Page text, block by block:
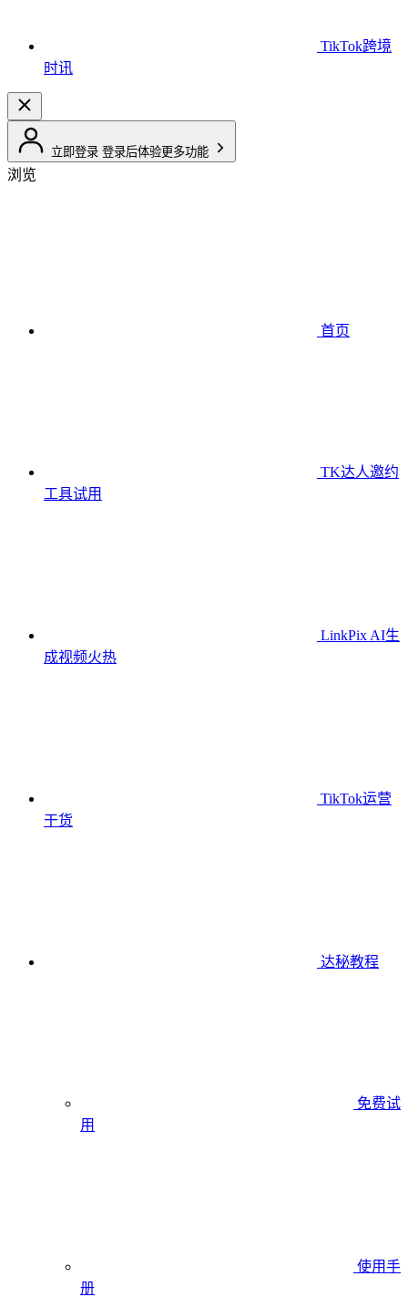
TikTok跨境
时讯
立即登录 登录后体验更多功能
浏览
首页
TK达人邀约
工具试用
LinkPix AI生
成视频火热
TikTok运营
干货
达秘教程
免费试
用
使用手
册